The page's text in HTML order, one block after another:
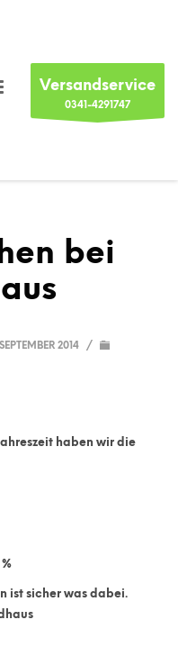
Versandservice
0341-4291747
bei
2014
/
haben wir die
ist sicher was dabei.